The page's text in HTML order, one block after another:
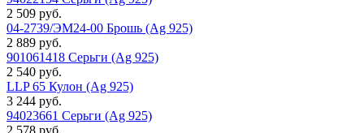
2 509 руб.
04-2739/ЭМ24-00 Брошь (Ag 925)
2 889 руб.
901061418 Серьги (Ag 925)
2 540 руб.
LLP 65 Кулон (Ag 925)
3 244 руб.
94023661 Серьги (Ag 925)